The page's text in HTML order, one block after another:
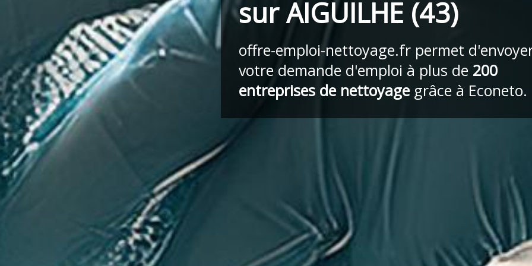
sur AIGUILHE (43)
offre-emploi-nettoyage.fr permet
votre demande d'emploi à plus de 200
entreprises de nettoyagegrâce à Econeto.